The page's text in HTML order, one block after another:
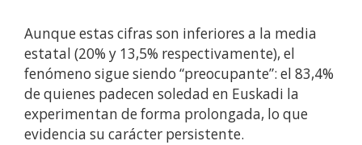
Aunque estas cifras son inferiores a la media
estatal (20% y 13,5% respectivamente), el
fenómeno sigue siendo “preocupante”: el 83,4%
de quienes padecen soledad en Euskadi la
experimentan de forma prolongada, lo que
evidencia su carácter persistente.